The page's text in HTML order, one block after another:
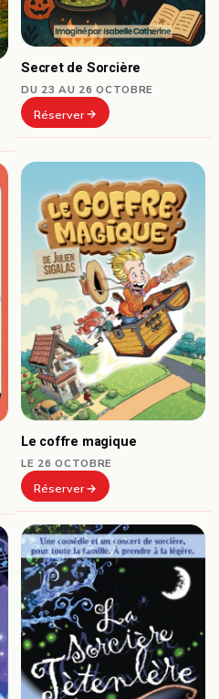
Secret de Sorcière
DU 23 AU 26 OCTOBRE
Réserver
Le coffre magique
LE 26 OCTOBRE
Réserver